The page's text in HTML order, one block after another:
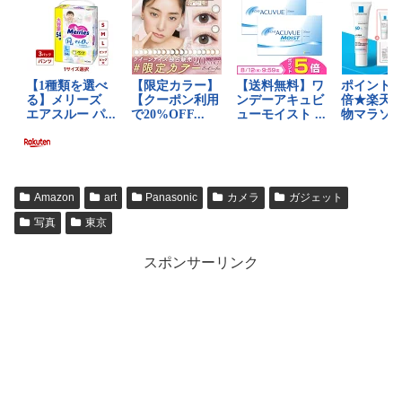
Amazon art Panasonic カメラ
ガジェット
写真
東京
スポンサーリンク